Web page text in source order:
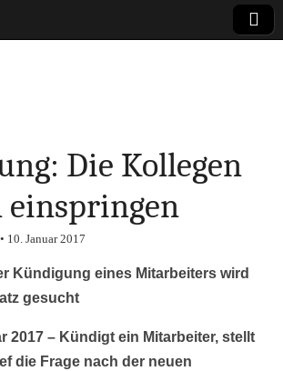
, Vertrieb-
Tipps
Die Kollegen
einspringen
• 10. Januar 2017
Kündigung eines Mitarbeiters wird
gesucht
2017 – Kündigt ein Mitarbeiter, stellt
die Frage nach der neuen